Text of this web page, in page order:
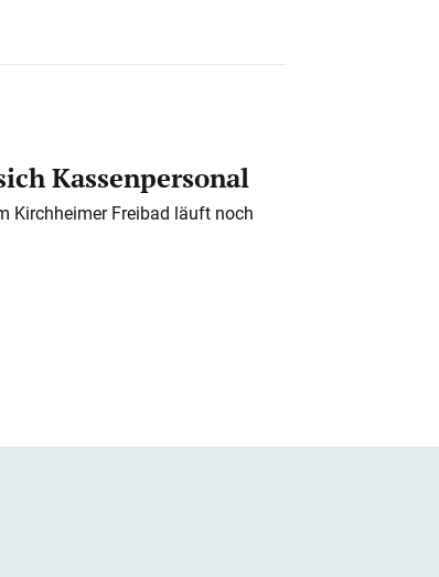
Kassenpersonal
Kirchheimer Freibad läuft noch